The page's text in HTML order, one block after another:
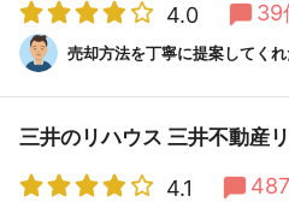
4.0 39
売却方法を丁寧に提案してくれ
三井のリハウス 三井不動産
4.1